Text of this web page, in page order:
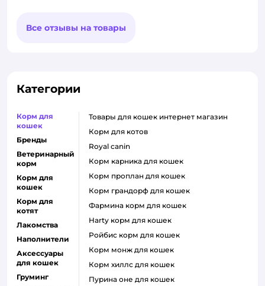
Все отзывы на товары
Категории
Корм для
кошек
Бренды
Ветеринарный
корм
Корм для
кошек
Корм для
котят
Лакомства
Наполнители
Аксессуары
для кошек
Груминг
товары для кошек интернет магазин
корм для котов
royal canin
корм карника для кошек
корм проплан для кошек
корм грандорф для кошек
фармина корм для кошек
harty корм для кошек
ройбис корм для кошек
корм монж для кошек
корм хиллс для кошек
пурина оне для кошек